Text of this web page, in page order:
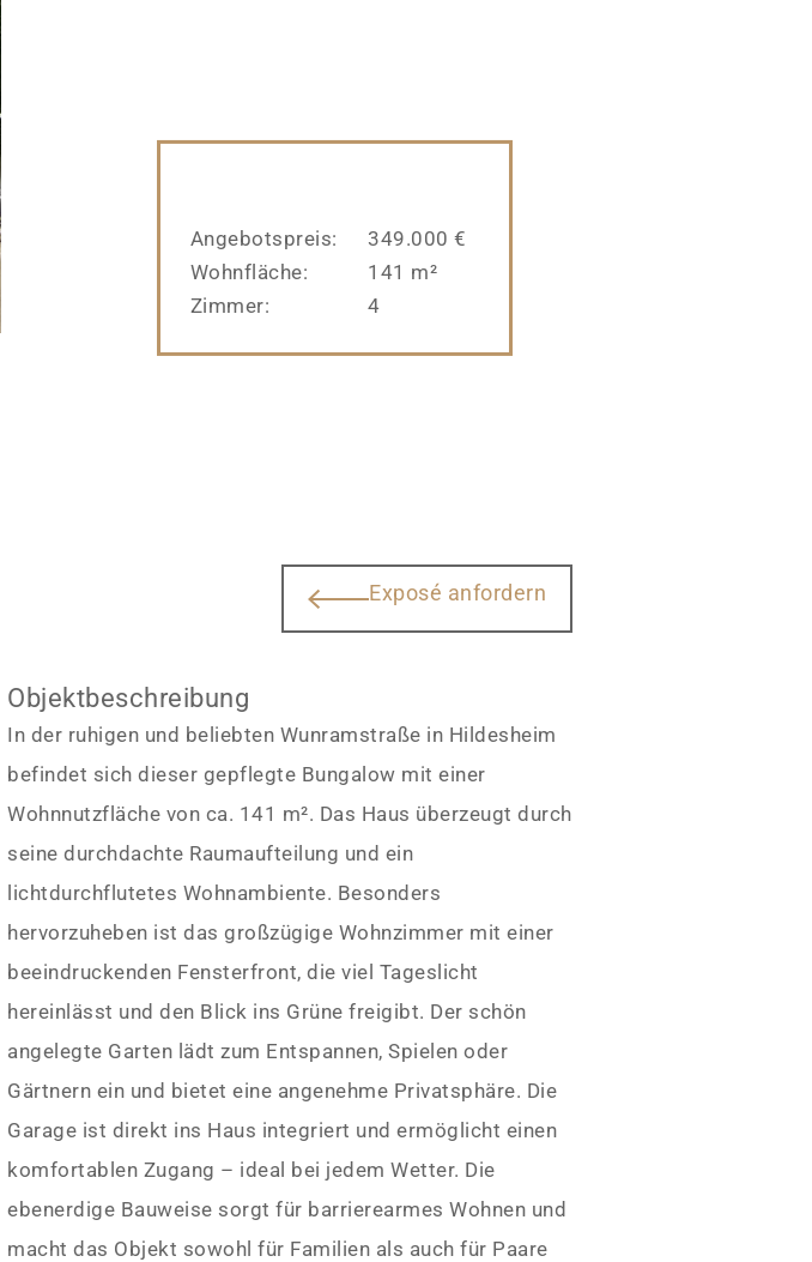
Angebotspreis:
349.000 €
Wohnfläche:
141 m²
Zimmer:
4
Exposé anfordern
Objektbeschreibung
In der ruhigen und beliebten Wunramstraße in Hildesheim
befindet sich dieser gepflegte Bungalow mit einer
Wohnnutzfläche von ca. 141 m². Das Haus überzeugt durch
seine durchdachte Raumaufteilung und ein
lichtdurchflutetes Wohnambiente. Besonders
hervorzuheben ist das großzügige Wohnzimmer mit einer
beeindruckenden Fensterfront, die viel Tageslicht
hereinlässt und den Blick ins Grüne freigibt. Der schön
angelegte Garten lädt zum Entspannen, Spielen oder
Gärtnern ein und bietet eine angenehme Privatsphäre. Die
Garage ist direkt ins Haus integriert und ermöglicht einen
komfortablen Zugang – ideal bei jedem Wetter. Die
ebenerdige Bauweise sorgt für barrierearmes Wohnen und
macht das Objekt sowohl für Familien als auch für Paare